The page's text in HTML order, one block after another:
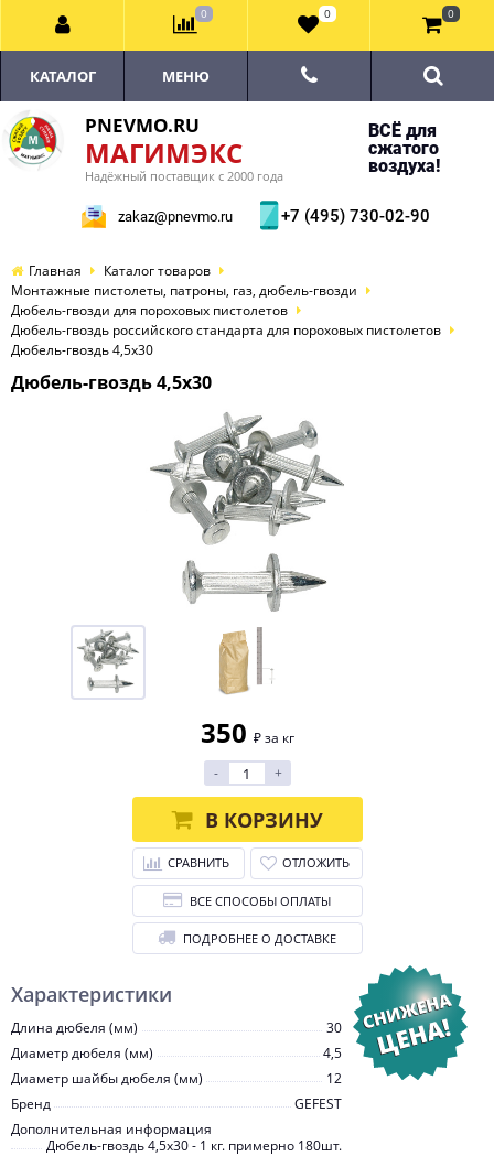
PNEVMO.RU
МАГИМЭКС
Надёжный поставщик с 2000 года
ВСЁ для
сжатого
воздуха!
zakaz@pnevmo.ru +7 (495) 730-02-90
КАТАЛОГ МЕНЮ
Главная
Каталог товаров
Монтажные пистолеты, патроны, газ, дюбель-гвозди
Дюбель-гвозди для пороховых пистолетов
Дюбель-гвоздь российского стандарта для пороховых пистолетов
Дюбель-гвоздь 4,5х30
Дюбель-гвоздь 4,5х30
Характеристики
Длина дюбеля (мм)
30
Диаметр дюбеля (мм)
4,5
Диаметр шайбы дюбеля (мм)
12
Бренд
GEFEST
Дополнительная информация
Дюбель-гвоздь 4,5х30 - 1 кг. примерно 180шт.
350 ₽ за кг
-
+
В КОРЗИНУ
СРАВНИТЬ ОТЛОЖИТЬ
ВСЕ СПОСОБЫ ОПЛАТЫ
ПОДРОБНЕЕ О ДОСТАВКЕ
0 0 0